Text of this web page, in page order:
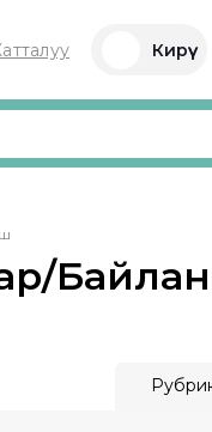
Кирүү